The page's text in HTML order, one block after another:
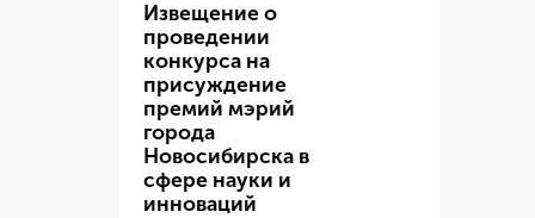
Извещение о
проведении
конкурса на
присуждение
премий мэрий
города
Новосибирска в
сфере науки и
инноваций